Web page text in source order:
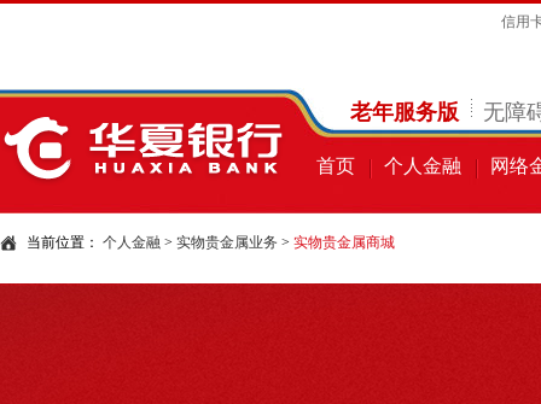
信用
老年服务版 无障
首页 个人金融 网络
当前位置： 个人金融 > 实物贵金属业务 > 实物贵金属商城